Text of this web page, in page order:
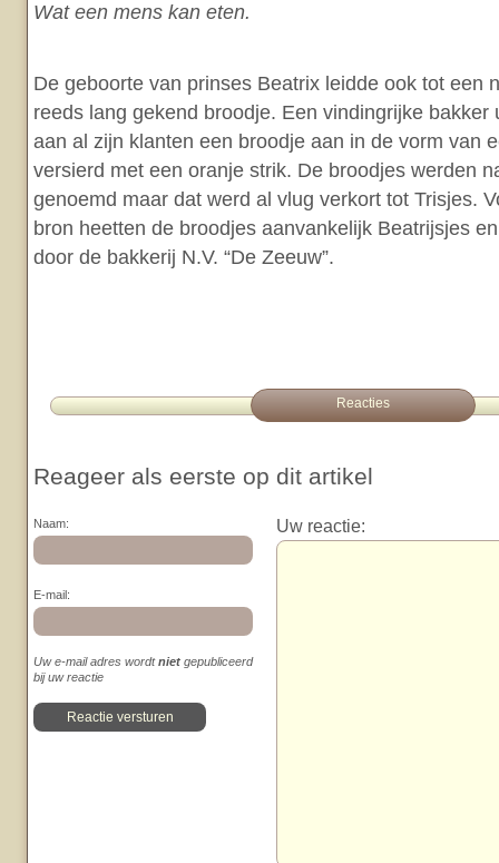
Wat een mens kan eten.
De geboorte van prinses Beatrix leidde ook tot een
reeds lang gekend broodje. Een vindingrijke bakker
aan al zijn klanten een broodje aan in de vorm van
versierd met een oranje strik. De broodjes werden
genoemd maar dat werd al vlug verkort tot Trisjes.
bron heetten de broodjes aanvankelijk Beatrijsjes
door de bakkerij N.V. “De Zeeuw”.
Reacties
Reageer als eerste op dit artikel
Naam:
E-mail:
Uw e-mail adres wordtniet gepubliceerd
bij uw reactie
Uw reactie: